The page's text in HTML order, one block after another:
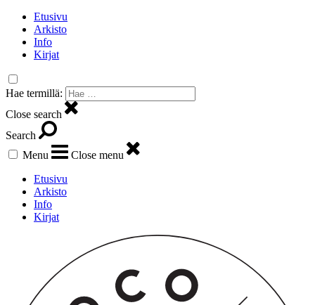
Etusivu
Arkisto
Info
Kirjat
Hae termillä:
Close search
Search
Menu
Close menu
Etusivu
Arkisto
Info
Kirjat